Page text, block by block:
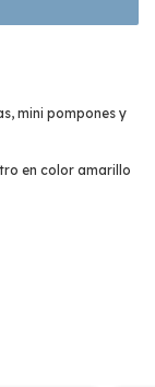
mini pompones y
en color amarillo